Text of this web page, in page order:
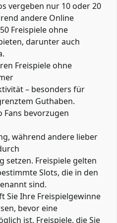
vergeben nur 10 oder 20
andere Online
Freispiele ohne
darunter auch
Freispiele ohne
– besonders für
Guthaben.
Fans bevorzugen
während andere lieber
setzen. Freispiele gelten
Slots, die in den
sind.
Sie Ihre Freispielgewinne
bevor eine
ist. Freispiele, die Sie